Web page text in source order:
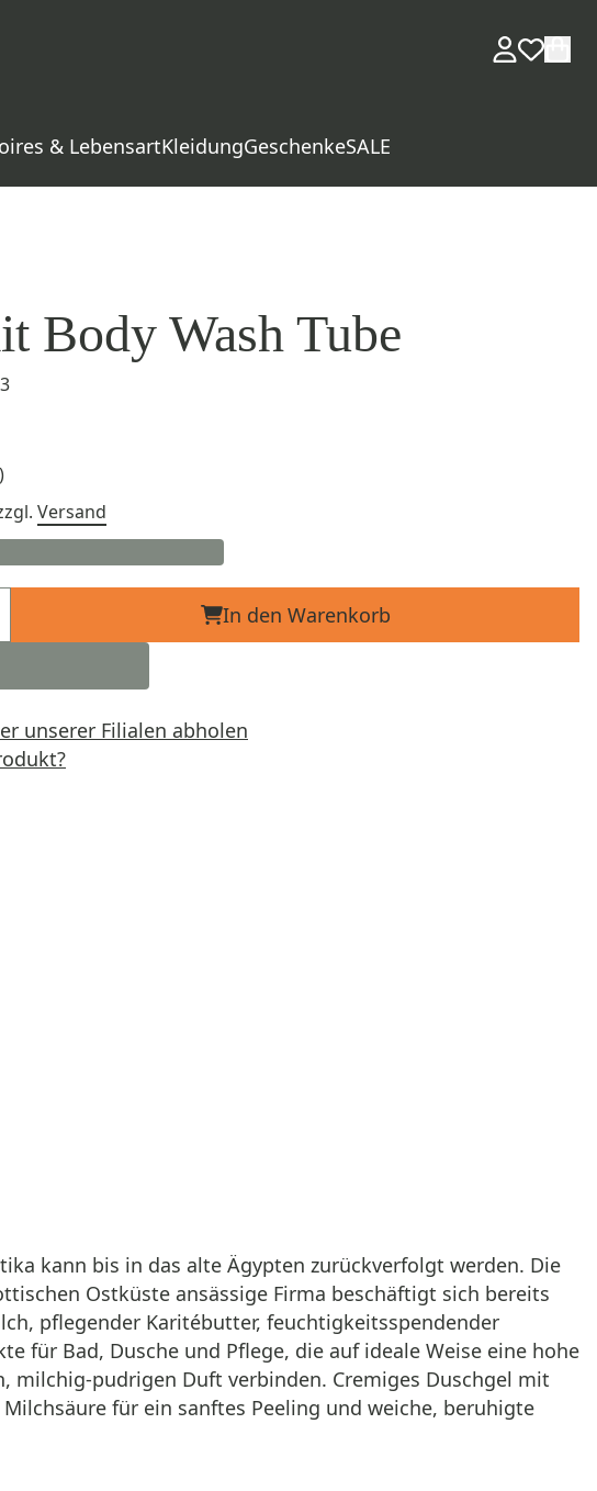
& LebensartKleidungGeschenkeSALE
Body Wash Tube
Versand
In den Warenkorb
unserer Filialen abholen
kann bis in das alte Ägypten zurückverfolgt werden. Die
Ostküste ansässige Firma beschäftigt sich bereits
pflegender Karitébutter, feuchtigkeitsspendender
für Bad, Dusche und Pflege, die auf ideale Weise eine hohe
pudrigen Duft verbinden. Cremiges Duschgel mit
für ein sanftes Peeling und weiche, beruhigte